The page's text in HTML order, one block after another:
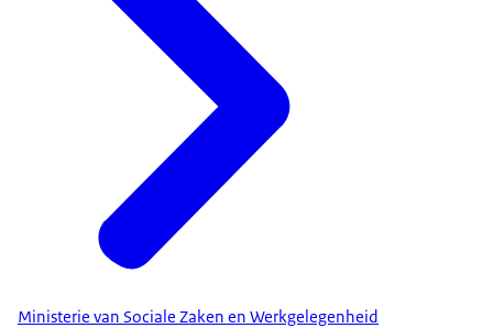
Ministerie van Sociale Zaken en Werkgelegenheid